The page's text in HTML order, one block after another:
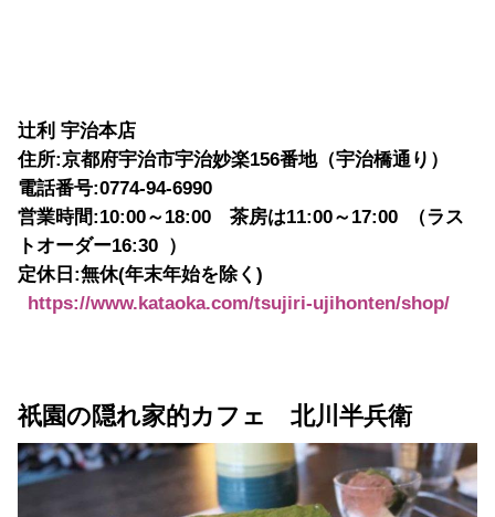
辻利 宇治本店
住所:京都府宇治市宇治妙楽156番地（宇治橋通り）
電話番号:0774-94-6990
営業時間:10:00～ 18:00 茶房は11:00～ 17:00
（ラス
トオーダー16:30 ）
定休日:無休(年末年始を除く)
https://www.kataoka.com/tsujiri-ujihonten/shop/
祇園の隠れ家的カフェ 北川半兵衛